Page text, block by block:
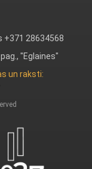
+371 28634568
"Eglaines"
un raksti: